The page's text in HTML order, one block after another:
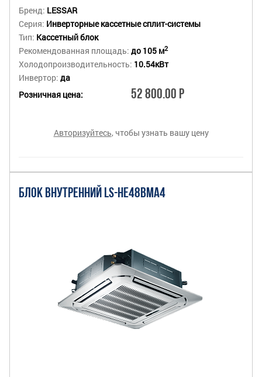
Бренд: LESSAR
Серия: Инверторные кассетные сплит-системы
Тип: Кассетный блок
Рекомендованная площадь: до 105 м2
Холодопроизводительность: 10.54кВт
Инвертор: да
Розничная цена:
52 800.00 Р
Авторизуйтесь, чтобы узнать вашу цену
БЛОК ВНУТРЕННИЙ LS-HE48BMA4